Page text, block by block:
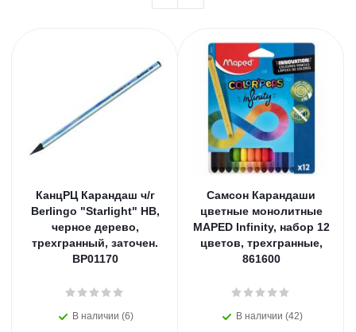
КанцРЦ Карандаш ч/г
Berlingo "Starlight" HB,
черное дерево,
трехгранный, заточен.
BP01170
В наличии (6)
Самсон Карандаши
цветные монолитные
MAPED Infinity, набор 12
цветов, трехгранные,
861600
В наличии (42)